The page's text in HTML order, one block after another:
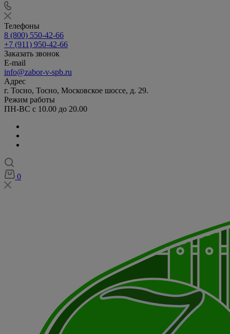
Телефоны
8 (800) 550-42-66
+7 (911) 950-42-66
Заказать звонок
E-mail
info@zabor-v-spb.ru
Адрес
г. Тосно, Тосно, Московское шоссе, д. 29.
Режим работы
ПН-ВС с 10.00 до 20.00
0